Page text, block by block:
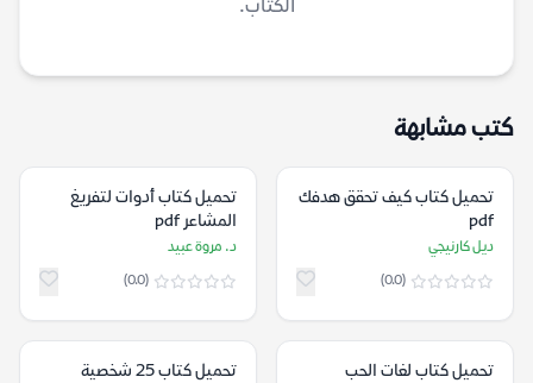
الكتاب.
كتب مشابهة
تحميل كتاب كيف تحقق هدفك
pdf
ديل كارنيجي
(0.0)
تحميل كتاب أدوات لتفريغ
المشاعر pdf
د. مروة عبيد
(0.0)
تحميل كتاب لغات الحب
تحميل كتاب 25 شخصية